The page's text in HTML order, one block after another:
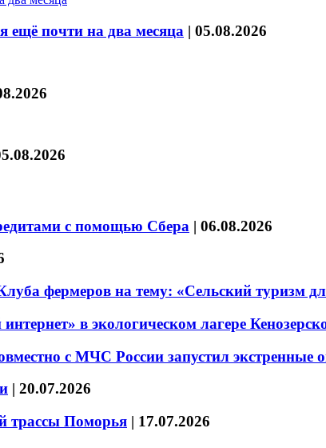
ещё почти на два месяца | 05.08.2026
с помощью Сбера | 06.08.2026
фермеров на тему: «Сельский туризм
в экологическом лагере
с МЧС России запустил экстренные
| 20.07.2026
трассы Поморья | 17.07.2026